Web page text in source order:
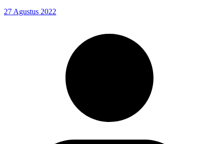
27 Agustus 2022